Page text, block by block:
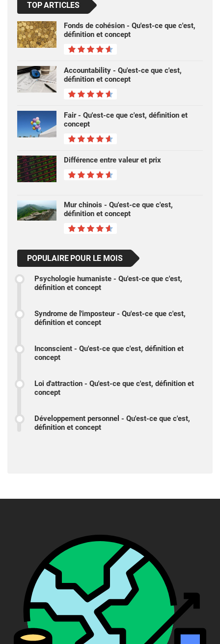
TOP ARTICLES
Fonds de cohésion - Qu'est-ce que c'est,
définition et concept
Accountability - Qu'est-ce que c'est,
définition et concept
Fair - Qu'est-ce que c'est, définition et
concept
Différence entre valeur et prix
Mur chinois - Qu'est-ce que c'est,
définition et concept
POPULAIRE POUR LE MOIS
Psychologie humaniste - Qu'est-ce que c'est,
définition et concept
Syndrome de l'imposteur - Qu'est-ce que c'est,
définition et concept
Inconscient - Qu'est-ce que c'est, définition et
concept
Loi d'attraction - Qu'est-ce que c'est, définition et
concept
Développement personnel - Qu'est-ce que c'est,
définition et concept